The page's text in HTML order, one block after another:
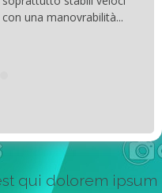
con una manovrabilità...
qui dolorem ipsum